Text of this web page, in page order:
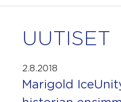
UUTISET
2.8.2018
Marigold